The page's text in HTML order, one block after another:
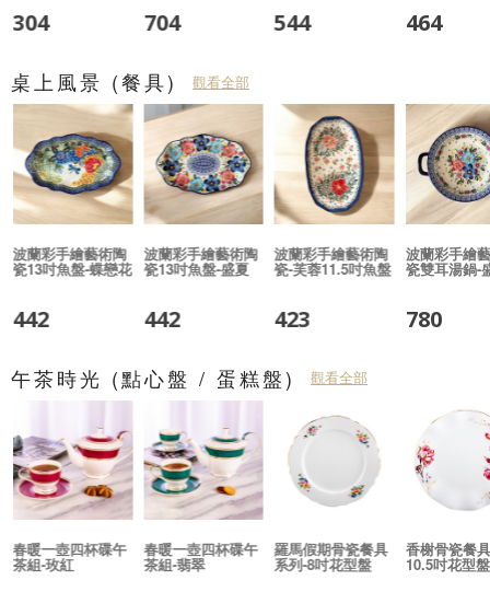
304 704 544 464
桌上風景 (餐具) 觀看全部
波蘭彩手繪藝術陶
瓷13吋魚盤-蝶戀花
442
波蘭彩手繪藝術陶
瓷13吋魚盤-盛夏
442
波蘭彩手繪藝術陶
瓷-芙蓉11.5吋魚盤
423
波蘭彩手繪
瓷雙耳湯鍋-
780
午茶時光 (點心盤 / 蛋糕盤) 觀看全部
春暖一壺四杯碟午
茶組-玫紅
春暖一壺四杯碟午
茶組-翡翠
羅馬假期骨瓷餐具
系列-8吋花型盤
香榭骨瓷餐
10.5吋花型盤